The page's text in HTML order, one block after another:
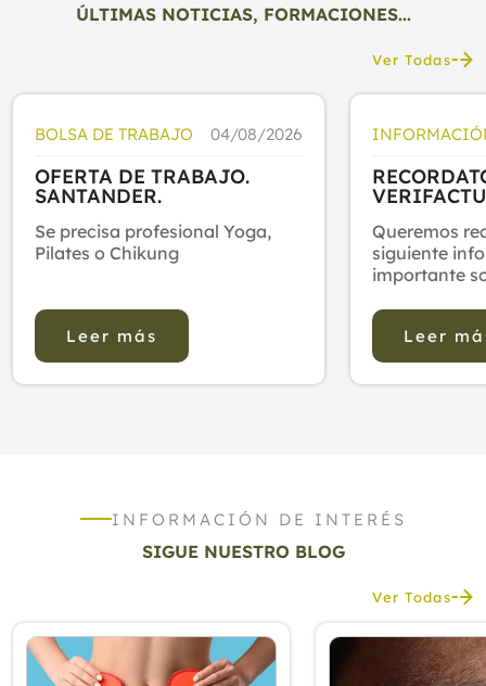
ÚLTIMAS NOTICIAS, FORMACIONES...
Ver Todas
BOLSA DE TRABAJO 04/08/2026
OFERTA DE TRABAJO.
SANTANDER.
Se precisa profesional Yoga,
Pilates o Chikung
Leer más
Queremos
siguiente
importante
facturación
empresas y
próximos
Leer
INFORMACIÓN DE INTERÉS
SIGUE NUESTRO BLOG
Ver Todas